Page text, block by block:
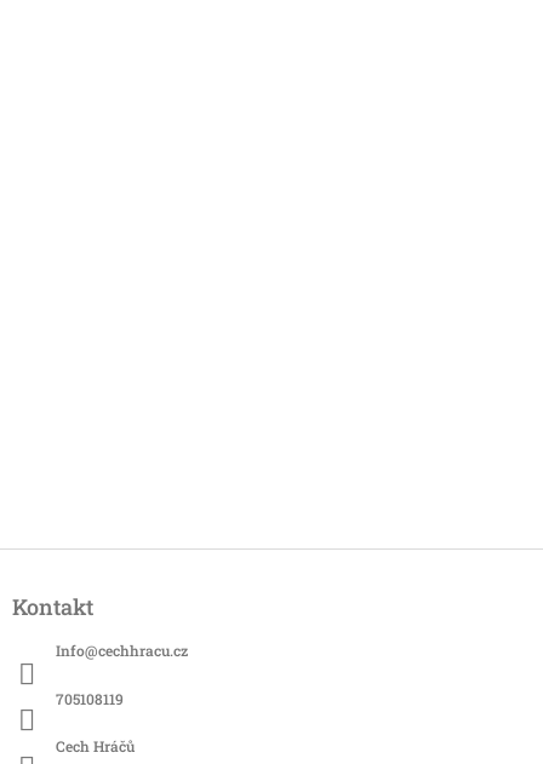
pKontakt
Info@cechhracu.cz
705108119
Cech Hráčů